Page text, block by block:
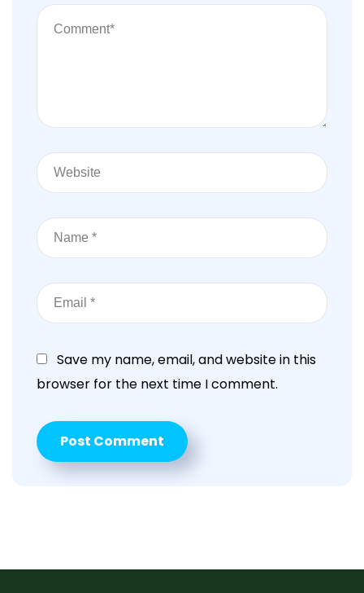
Save my name, email, and website in this
browser for the next time I comment.